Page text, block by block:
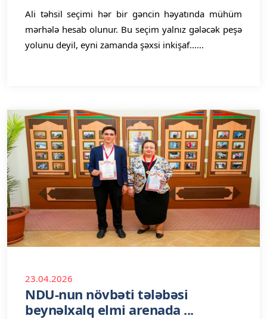
Ali təhsil seçimi hər bir gəncin həyatında mühüm
mərhələ hesab olunur. Bu seçim yalnız gələcək peşə
yolunu deyil, eyni zamanda şəxsi inkişaf......
23.04.2026
NDU-nun növbəti tələbəsi
beynəlxalq elmi arenada ...